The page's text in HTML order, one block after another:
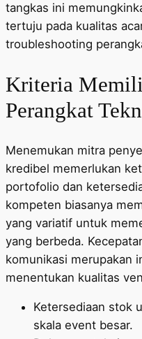
tangkas ini
tertuju pada kualitas
troubleshooting
Kriteria
Perangkat
Menemukan mitra
kredibel memerlukan
portofolio dan
kompeten biasanya
yang variatif untuk
yang berbeda.
komunikasi merupakan
menentukan kualitas
Ketersediaan stok
skala event besar.